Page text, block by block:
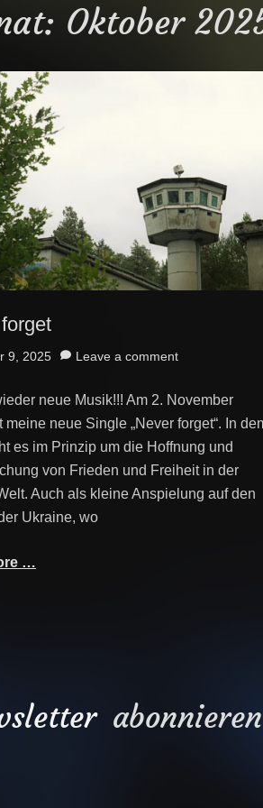
Oktober
9, 2025 Leave a comment
neue Musik!!! Am 2. November
meine neue Single „Never forget“. In
es im Prinzip um die Hoffnung und
von Frieden und Freiheit in der
Auch als kleine Anspielung auf den
Ukraine, wo
…